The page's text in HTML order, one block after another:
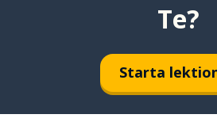
Te?
Starta